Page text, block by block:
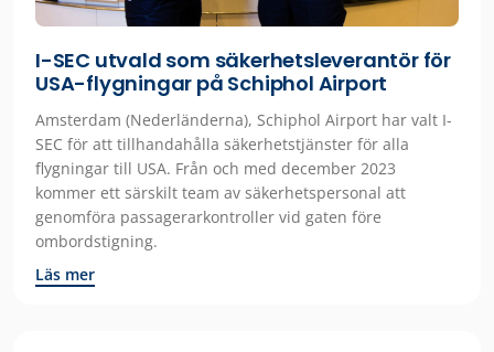
I-SEC utvald som säkerhetsleverantör för
USA-flygningar på Schiphol Airport
Amsterdam (Nederländerna), Schiphol Airport har valt I-
SEC för att tillhandahålla säkerhetstjänster för alla
flygningar till USA. Från och med december 2023
kommer ett särskilt team av säkerhetspersonal att
genomföra passagerarkontroller vid gaten före
ombordstigning.
Läs mer